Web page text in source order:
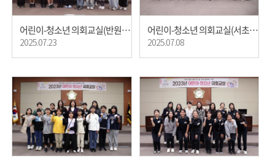
어린이-청소년 의회교실(반원초등학교)
2025.07.23
어린이-청소년 의회교실(서초중학교)
2025.07.08